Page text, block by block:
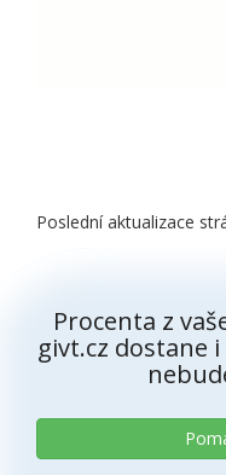
Poslední aktualizace
Procenta z
givt.cz dostane